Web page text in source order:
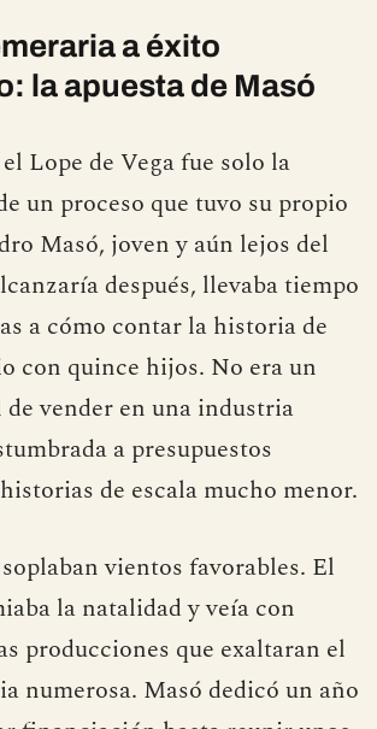
a éxito
la apuesta de Masó
Lope de Vega fue solo la
un proceso que tuvo su propio
Masó, joven y aún lejos del
después, llevaba tiempo
a cómo contar la historia de
con quince hijos. No era un
vender en una industria
a presupuestos
de escala mucho menor.
vientos favorables. El
la natalidad y veía con
producciones que exaltaran el
numerosa. Masó dedicó un año